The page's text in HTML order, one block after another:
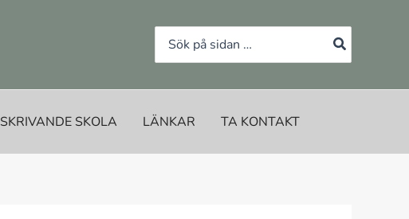
Search
for:
SKRIVANDE SKOLA LÄNKAR TA KONTAKT